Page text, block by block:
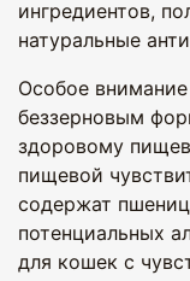
ингредиентов,
натуральные
Особое
беззерновым
здоровому
пищевой
содержат
потенциальных
для кошек с